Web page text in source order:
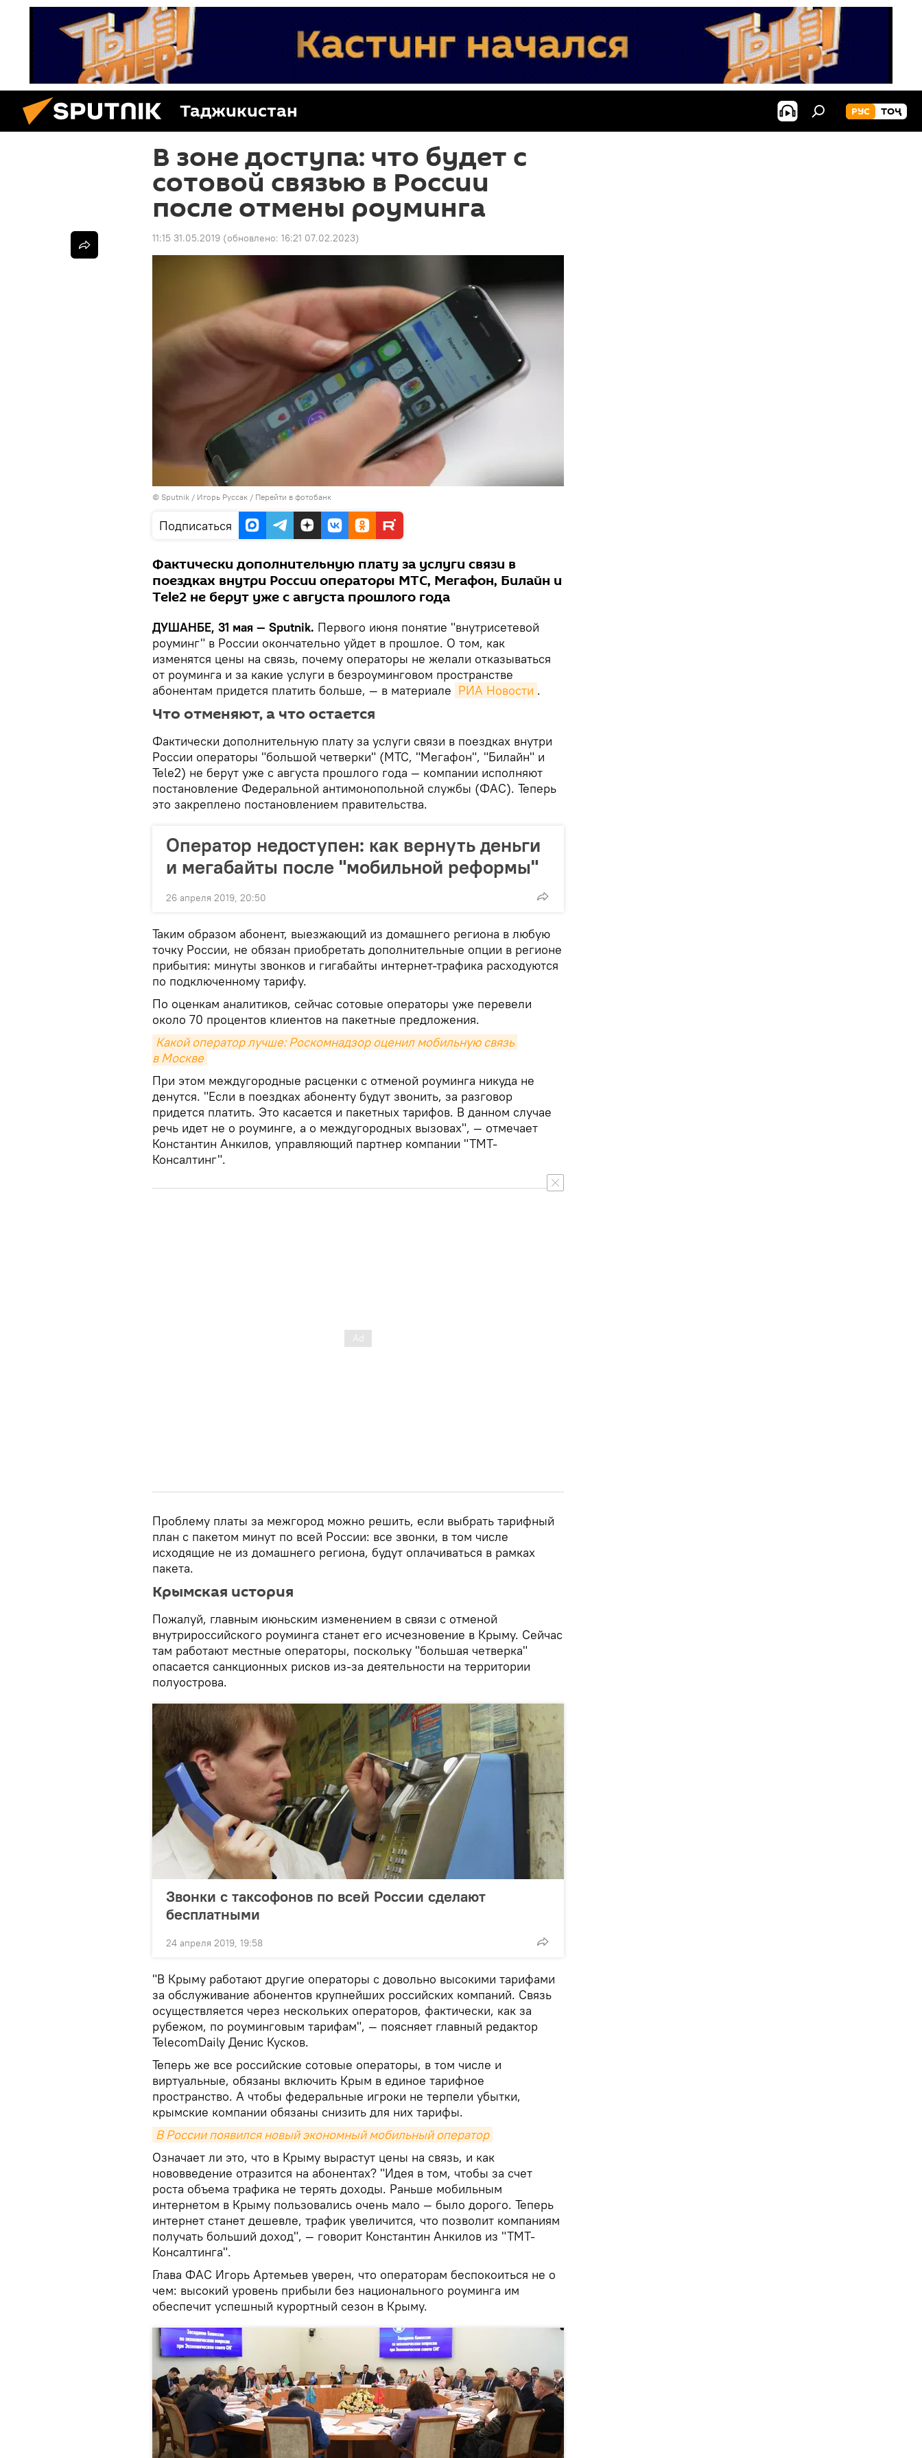
Таджикистан РУС ТОҶ
В зоне доступа: что будет с
сотовой связью в России
после отмены роуминга
11:15 31.05.2019 (обновлено: 16:21 07.02.2023)
© Sputnik / Игорь Руссак / Перейти в фотобанк
Подписаться
Фактически дополнительную плату за услуги связи в
поездках внутри России операторы МТС, Мегафон, Билайн и
Tele2 не берут уже с августа прошлого года
ДУШАНБЕ, 31 мая — Sputnik. Первого июня понятие "внутрисетевой
роуминг" в России окончательно уйдет в прошлое. О том, как
изменятся цены на связь, почему операторы не желали отказываться
от роуминга и за какие услуги в безроуминговом пространстве
абонентам придется платить больше, — в материале РИА Новости .
Что отменяют, а что остается
Фактически дополнительную плату за услуги связи в поездках внутри
России операторы "большой четверки" (МТС, "Мегафон", "Билайн" и
Tele2) не берут уже с августа прошлого года — компании исполняют
постановление Федеральной антимонопольной службы (ФАС). Теперь
это закреплено постановлением правительства.
Оператор недоступен: как вернуть деньги
и мегабайты после "мобильной реформы"
26 апреля 2019, 20:50
Таким образом абонент, выезжающий из домашнего региона в любую
точку России, не обязан приобретать дополнительные опции в регионе
прибытия: минуты звонков и гигабайты интернет-трафика расходуются
по подключенному тарифу.
По оценкам аналитиков, сейчас сотовые операторы уже перевели
около 70 процентов клиентов на пакетные предложения.
Какой оператор лучше: Роскомнадзор оценил мобильную связь
в Москве
При этом междугородные расценки с отменой роуминга никуда не
денутся. "Если в поездках абоненту будут звонить, за разговор
придется платить. Это касается и пакетных тарифов. В данном случае
речь идет не о роуминге, а о междугородных вызовах", — отмечает
Константин Анкилов, управляющий партнер компании "ТМТ-
Консалтинг".
Проблему платы за межгород можно решить, если выбрать тарифный
план с пакетом минут по всей России: все звонки, в том числе
исходящие не из домашнего региона, будут оплачиваться в рамках
пакета.
Крымская история
Пожалуй, главным июньским изменением в связи с отменой
внутрироссийского роуминга станет его исчезновение в Крыму. Сейчас
там работают местные операторы, поскольку "большая четверка"
опасается санкционных рисков из-за деятельности на территории
полуострова.
Звонки с таксофонов по всей России сделают
бесплатными
24 апреля 2019, 19:58
"В Крыму работают другие операторы с довольно высокими тарифами
за обслуживание абонентов крупнейших российских компаний. Связь
осуществляется через нескольких операторов, фактически, как за
рубежом, по роуминговым тарифам", — поясняет главный редактор
TelecomDaily Денис Кусков.
Теперь же все российские сотовые операторы, в том числе и
виртуальные, обязаны включить Крым в единое тарифное
пространство. А чтобы федеральные игроки не терпели убытки,
крымские компании обязаны снизить для них тарифы.
В России появился новый экономный мобильный оператор
Означает ли это, что в Крыму вырастут цены на связь, и как
нововведение отразится на абонентах? "Идея в том, чтобы за счет
роста объема трафика не терять доходы. Раньше мобильным
интернетом в Крыму пользовались очень мало — было дорого. Теперь
интернет станет дешевле, трафик увеличится, что позволит компаниям
получать больший доход", — говорит Константин Анкилов из "ТМТ-
Консалтинга".
Глава ФАС Игорь Артемьев уверен, что операторам беспокоиться не о
чем: высокий уровень прибыли без национального роуминга им
обеспечит успешный курортный сезон в Крыму.